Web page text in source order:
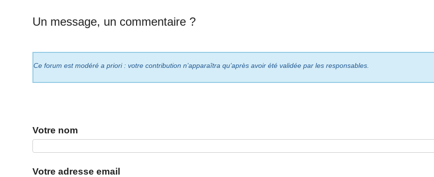
Un message, un commentaire ?
Ce forum est modéré a priori : votre contribution n’apparaîtra qu’après avoir été validée par les responsables.
Votre nom
Votre adresse email